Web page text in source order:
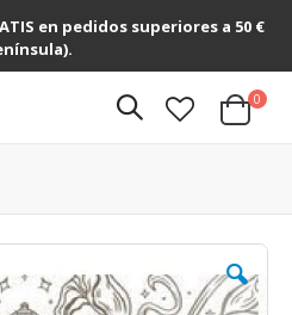
en pedidos superiores a 50 €
Cart
0